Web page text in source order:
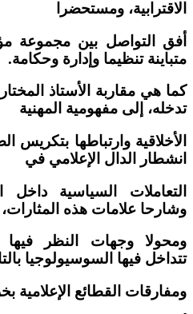
الاقترابية، ومستحضرا
أفق التواصل بين مجموعة
متباينة تنظيما وإدارة وحكامة.
كما هي مقاربة الأستاذ
تدخله، إلى مفهومية المهنية
الأخلاقية وارتباطها بتكريس
انشطار الدال الإعلامي في
التعاملات السياسية داخل
وشارحا علامات هذه المثارات،
ومحولا وجهات النظر
تتداخل فيها السوسيولوجيا
ومفارقات القطائع الإعلامية